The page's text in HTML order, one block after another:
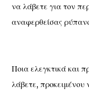
να λάβετε για τον
αναφερθείσας
Ποια ελεγκτικά και
λάβετε,